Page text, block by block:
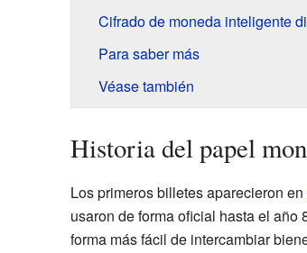
Cifrado de moneda inteligente
Para saber más
Véase también
Historia del papel
Los primeros billetes aparecieron en
usaron de forma oficial hasta el
forma más fácil de intercambiar